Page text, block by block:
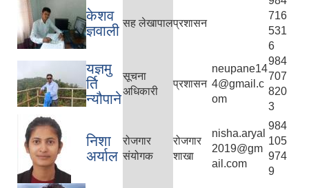
केशव
ज्ञवाली सह लेखापालप्रशासन
716
531
6
यज्ञमु
र्ति
न्यौपाने
सूचना
अधिकारी
प्रशासन
neupane14
4@gmail.c
om
984
707
820
3
निशा
अर्याल
रोजगार
संयोगक
रोजगार
शाखा
nisha.aryal
2019@gm
ail.com
984
105
974
9